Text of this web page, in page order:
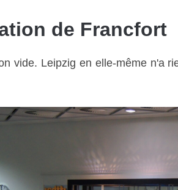
de Francfort
vide. Leipzig en elle-même n'a